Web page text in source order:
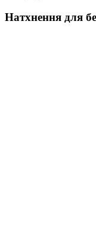
Натхнення для